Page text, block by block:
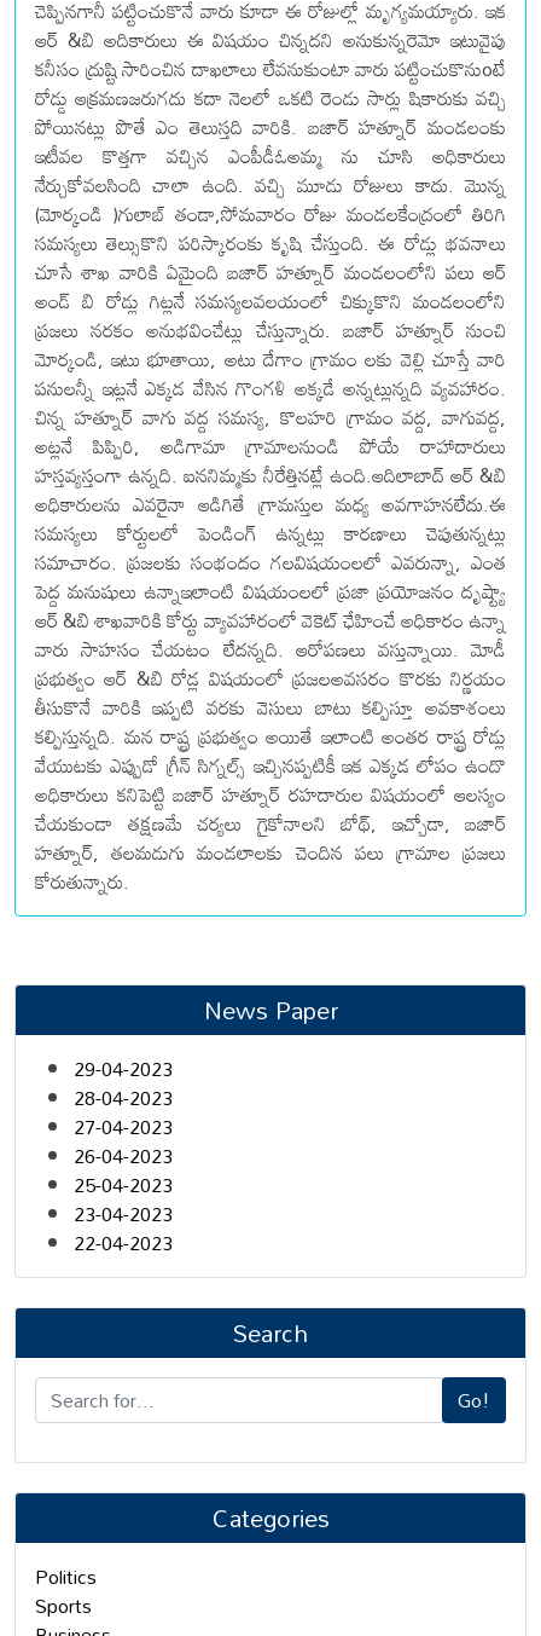
చెప్పినగానీ పట్టించుకొనే వారు కూడా ఈ రోజుల్లో మృగ్యమయ్యారు. ఇక
ఆర్ &బి అదికారులు ఈ విషయం చిన్నదని అనుకున్నరెమో ఇటువైపు
కనీసం ద్రుష్టి సారించిన దాఖలాలు లేవనుకుంటా వారు పట్టించుకొనుoటే
రోడ్డు ఆక్రమణజరుగదు కదా నెలలో ఒకటి రెండు సార్లు షికారుకు వచ్చి
పోయినట్లు పొతే ఎం తెలుస్తది వారికి. బజార్ హత్నూర్ మండలంకు
ఇటీవల కొత్తగా వచ్చిన ఎంపీడీఓఅమ్మ ను చూసి అధికారులు
నేర్చుకోవలసింది చాలా ఉంది. వచ్చి మూడు రోజులు కాదు. మొన్న
(మోర్కండి )గులాబ్ తండా,సోమవారం రోజు మండలకేంద్రంలో తిరిగి
సమస్యలు తెల్సుకొని పరిస్కారంకు కృషి చేస్తుంది. ఈ రోడ్లు భవనాలు
చూసే శాఖ వారికి ఏమైంది బజార్ హత్నూర్ మండలంలోని పలు ఆర్
అండ్ బి రోడ్లు గిట్లనే సమస్యలవలయంలో చిక్కుకొని మండలంలోని
ప్రజలు నరకం అనుభవించేట్లు చేస్తున్నారు. బజార్ హత్నూర్ నుంచి
మోర్కండి, ఇటు భూతాయి, అటు దేగాం గ్రామం లకు వెల్లి చూస్తే వారి
పనులన్నీ ఇట్లనే ఎక్కడ వేసిన గొంగళి అక్కడే అన్నట్లున్నది వ్యవహారం.
చిన్న హత్నూర్ వాగు వద్ద సమస్య, కొలహరి గ్రామం వద్ద, వాగువద్ద,
అట్లనే పిప్పిరి, అడిగామా గ్రామాలనుండి పోయే రాహాదారులు
హస్తవ్యస్తంగా ఉన్నది. ఐననిమ్మకు నీరేత్తినట్లే ఉంది.ఆదిలాబాద్ ఆర్ &బి
అధికారులను ఎవరైనా ఆడిగితే గ్రామస్తుల మధ్య అవగాహనలేదు.ఈ
సమస్యలు కోర్టులలో పెండింగ్ ఉన్నట్లు కారణాలు చెపుతున్నట్లు
సమాచారం. ప్రజలకు సంభందం గలవిషయంలలో ఎవరున్నా, ఎంత
పెద్ద మనుషులు ఉన్నాఇలాంటి విషయంలలో ప్రజా ప్రయోజనం దృష్ట్యా
ఆర్ &బి శాఖవారికి కోర్టు వ్యావహారంలో వెకెట్ ఛేహించే అధికారం ఉన్నా
వారు సాహసం చేయటం లేదన్నది. ఆరోపణలు వస్తున్నాయి. మోడీ
ప్రభుత్వం ఆర్ &బి రోడ్ల విషయంలో ప్రజలఅవసరం కొరకు నిర్ణయం
తీసుకొనే వారికి ఇప్పటి వరకు వెసులు బాటు కల్పిస్తూ అవకాశంలు
కల్పిస్తున్నది. మన రాష్ట్ర ప్రభుత్వం అయితే ఇలాంటి అంతర రాష్ట్ర రోడ్లు
వేయుటకు ఎప్పుడో గ్రీన్ సిగ్నల్స్ ఇచ్చినప్పటికీ ఇక ఎక్కడ లోపం ఉందొ
అధికారులు కనిపెట్టి బజార్ హత్నూర్ రహదారుల విషయంలో ఆలస్యం
చేయకుండా తక్షణమే చర్యలు గైకోనాలని బోథ్, ఇచ్చోడా, బజార్
హత్నూర్, తలమడుగు మండలాలకు చెందిన పలు గ్రామాల ప్రజలు
కోరుతున్నారు.
News Paper
29-04-2023
28-04-2023
27-04-2023
26-04-2023
25-04-2023
23-04-2023
22-04-2023
Search
Go!
Categories
Politics
Sports